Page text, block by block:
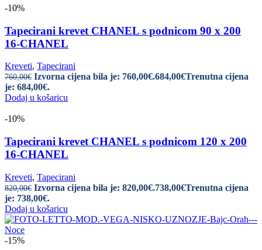
-10%
Tapecirani krevet CHANEL s podnicom 90 x 200
16-CHANEL
Kreveti, Tapecirani
760,00€ Izvorna cijena bila je: 760,00€.684,00€Trenutna cijena
je: 684,00€.
Dodaj u košaricu
-10%
Tapecirani krevet CHANEL s podnicom 120 x 200
16-CHANEL
Kreveti, Tapecirani
820,00€ Izvorna cijena bila je: 820,00€.738,00€Trenutna cijena
je: 738,00€.
Dodaj u košaricu
-15%